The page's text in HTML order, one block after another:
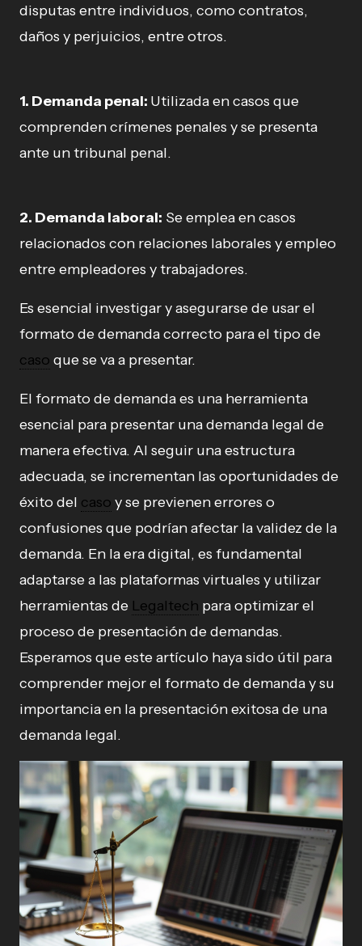
disputas entre individuos, como contratos,
daños y perjuicios, entre otros.
1. Demanda penal: Utilizada en casos que
comprenden crímenes penales y se presenta
ante un tribunal penal.
2. Demanda laboral: Se emplea en casos
relacionados con relaciones laborales y empleo
entre empleadores y trabajadores.
Es esencial investigar y asegurarse de usar el
formato de demanda correcto para el tipo de
caso que se va a presentar.
El formato de demanda es una herramienta
esencial para presentar una demanda legal de
manera efectiva. Al seguir una estructura
adecuada, se incrementan las oportunidades de
éxito del caso y se previenen errores o
confusiones que podrían afectar la validez de la
demanda. En la era digital, es fundamental
adaptarse a las plataformas virtuales y utilizar
herramientas de Legaltech para optimizar el
proceso de presentación de demandas.
Esperamos que este artículo haya sido útil para
comprender mejor el formato de demanda y su
importancia en la presentación exitosa de una
demanda legal.